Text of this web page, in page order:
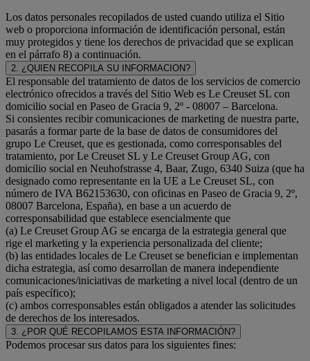
Los datos personales recopilados de usted cuando utiliza el Sitio
web o proporciona información de identificación personal, están
muy protegidos y tiene los derechos de privacidad que se explican
en el párrafo 8) a continuación.
2. ¿QUIEN RECOPILA SU INFORMACION?
El responsable del tratamiento de datos de los servicios de comercio
electrónico ofrecidos a través del Sitio Web es Le Creuset SL con
domicilio social en Paseo de Gracia 9, 2º - 08007 – Barcelona.
Si consientes recibir comunicaciones de marketing de nuestra parte,
pasarás a formar parte de la base de datos de consumidores del
grupo Le Creuset, que es gestionada, como corresponsables del
tratamiento, por Le Creuset SL y Le Creuset Group AG, con
domicilio social en Neuhofstrasse 4, Baar, Zugo, 6340 Suiza (que ha
designado como representante en la UE a Le Creuset SL, con
número de IVA B62153630, con oficinas en Paseo de Gracia 9, 2º,
08007 Barcelona, España), en base a un acuerdo de
corresponsabilidad que establece esencialmente que
(a) Le Creuset Group AG se encarga de la estrategia general que
rige el marketing y la experiencia personalizada del cliente;
(b) las entidades locales de Le Creuset se benefician e implementan
dicha estrategia, así como desarrollan de manera independiente
comunicaciones/iniciativas de marketing a nivel local (dentro de un
país específico);
(c) ambos corresponsables están obligados a atender las solicitudes
de derechos de los interesados.
3. ¿POR QUÉ RECOPILAMOS ESTA INFORMACIÓN?
Podemos procesar sus datos para los siguientes fines: